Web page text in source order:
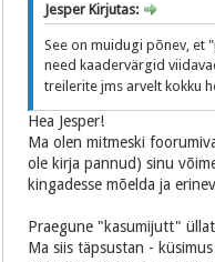
Jesper Kirjutas:
See on muidugi põnev, et
need kaadervärgid
treilerite jms arvelt kokku
Hea Jesper!
Ma olen mitmeski
ole kirja pannud) sinu
kingadesse mõelda ja
Praegune "kasumijutt"
Ma siis täpsustan -